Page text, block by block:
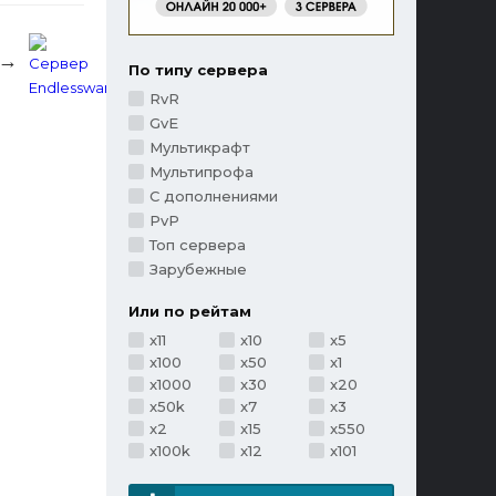
По типу сервера
RvR
GvE
Мультикрафт
Мультипрофа
С дополнениями
PvP
Топ сервера
Зарубежные
Или по рейтам
x11
x10
x5
x100
x50
x1
x1000
x30
x20
x50k
x7
x3
x2
x15
x550
x100k
x12 x101